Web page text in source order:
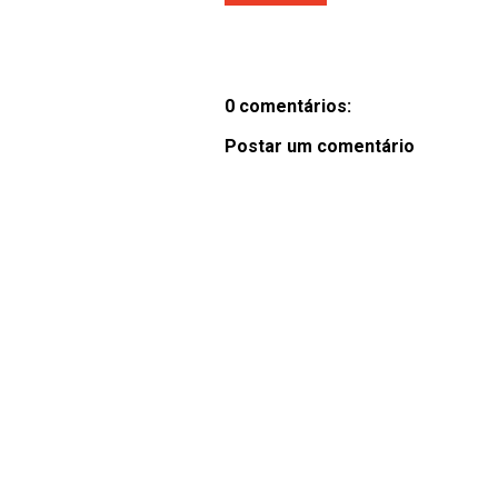
0 comentários:
Postar um comentário